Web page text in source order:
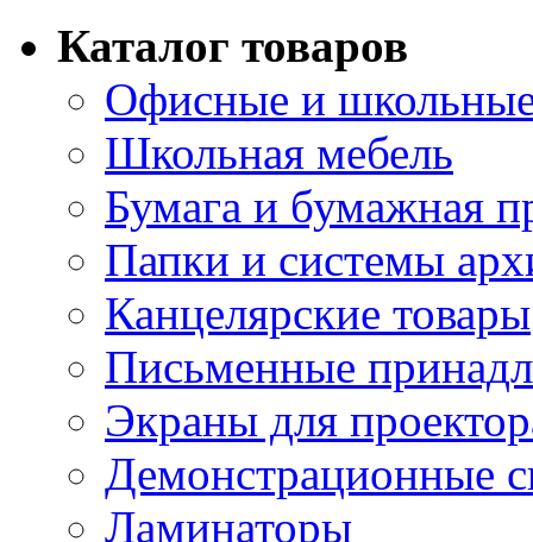
Каталог товаров
Офисные и
Школьная мебель
Бумага и бумажная
Папки и системы
Канцелярские товары
Письменные
Экраны для
Демонстрационные
Ламинаторы